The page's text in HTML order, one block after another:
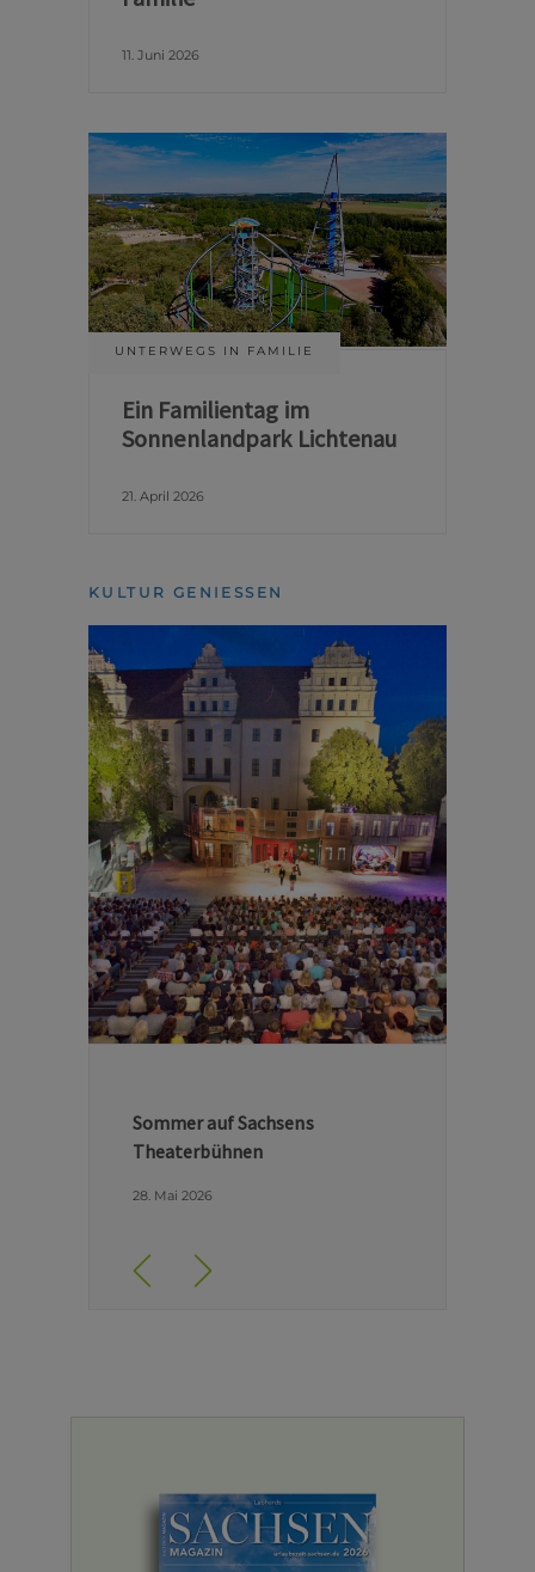
11. Juni 2026
UNTERWEGS IN FAMILIE
Ein Familientag im
Sonnenlandpark Lichtenau
21. April 2026
KULTUR GENIESSEN
Hinter den Kulissen der Dresdner
Semperoper
29. April 2026